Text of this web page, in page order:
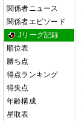
関係者ニュース
関係者エピソード
Jリーグ記録
順位表
勝ち点
得点ランキング
得失点
年齢構成
星取表